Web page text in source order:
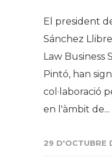
El president
Sánchez
Law Business
Pintó, han
col·laboració
en l'àmbit de...
29 D'OCTUBRE